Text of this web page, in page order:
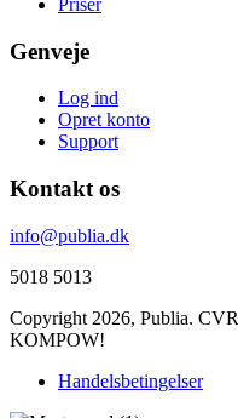
Genveje
Log ind
Opret konto
Support
Kontakt os
info@publia.dk
5018 5013
Copyright 2026, Publia.
KOMPOW!
Handelsbetingelser